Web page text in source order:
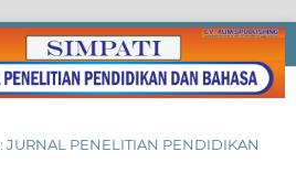
JURNAL PENELITIAN PENDIDIKAN